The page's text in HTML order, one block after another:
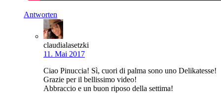
Antworten
claudialasetzki
11. Mai 2017
Ciao Pinuccia! Sì, cuori di palma sono uno Delikatesse!
Grazie per il bellissimo video!
Abbraccio e un buon riposo della settima!